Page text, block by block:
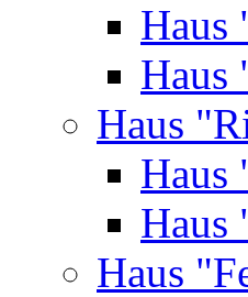
Haus
Haus
Haus
Haus
Haus
Haus